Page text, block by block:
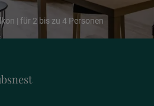
| für 2 bis zu 4 Personen